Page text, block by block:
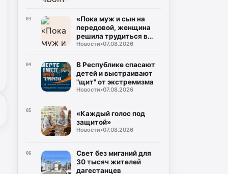
03
«Пока муж и сын на
передовой, женщина
решила трудиться в
тылу»
Новости•07.08.2026
04
В Республике спасают
детей и выстраивают
"щит" от экстремизма
Новости•07.08.2026
05
«Каждый голос под
защитой»
Новости•07.08.2026
06
Свет без миганий для
30 тысяч жителей
дагестанцев